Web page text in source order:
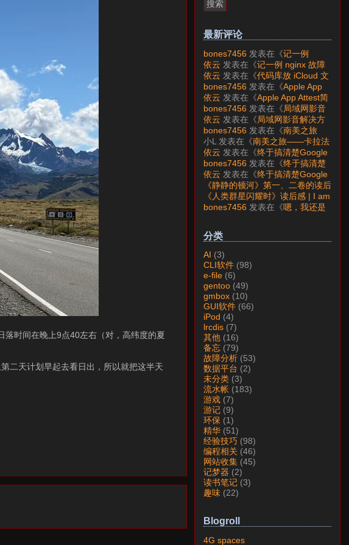
落时间在晚上9点40左右（对，高纬度的夏
二天计划早起去看日出，所以就把这半天
最新评论
bones7456 发表在《记一例
nginx 故障分析》
依云 发表在《记一例 nginx 故障
分析 》
依云 发表在《代码库放 iCloud 文
件夹会怎样？》
bones7456 发表在《Apple App
Attest简介》
依云 发表在《Apple App Attest简
介》
bones7456 发表在《局域网影音
解决方案——Jellyfin》
依云 发表在《局域网影音解决方
案——Jellyfin》
bones7456 发表在《南美之旅
——卡拉法特看莫雷诺大冰川》
小L 发表在《南美之旅——卡拉法
特看莫雷诺大冰川》
依云 发表在《终于搞清楚Google
账号的所属国家的逻辑了》
bones7456 发表在《终于搞清楚
Google账号的所属国家的逻辑
了》
依云 发表在《终于搞清楚Google
账号的所属国家的逻辑了》
《静静的顿河》第一、二卷的读后
感 | I am LAZY bones?发表在
《《人类群星闪耀时》读后感》
《人类群星闪耀时》读后感 | I am
LAZY bones?发表在《
《显微镜
bones7456 发表在《嗯，我还是
分类
AI (3)
CLI软件 (98)
e-file (6)
gentoo (49)
gmbox (10)
GUI软件 (66)
iPod (4)
lrcdis (7)
其他 (16)
备忘 (79)
故障分析 (53)
数据平台 (2)
未分类 (3)
流水帐 (183)
游戏 (7)
游记 (9)
环保 (1)
精华 (51)
经验技巧 (98)
编程相关 (46)
网站收集 (45)
记梦器 (2)
读书笔记 (3)
趣味 (22)
Blogroll
4G spaces